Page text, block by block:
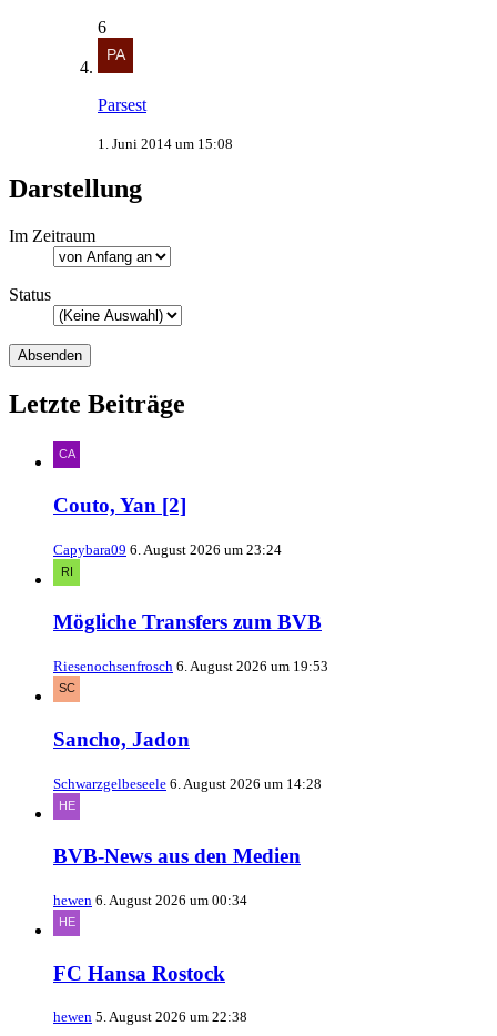
6
Parsest
1. Juni 2014 um 15:08
Darstellung
Im Zeitraum
Status
Letzte Beiträge
Couto, Yan [2]
Capybara09 6. August 2026 um 23:24
Mögliche Transfers zum BVB
Riesenochsenfrosch 6. August 2026 um 19:53
Sancho, Jadon
Schwarzgelbeseele 6. August 2026 um 14:28
BVB-News aus den Medien
hewen 6. August 2026 um 00:34
FC Hansa Rostock
hewen 5. August 2026 um 22:38